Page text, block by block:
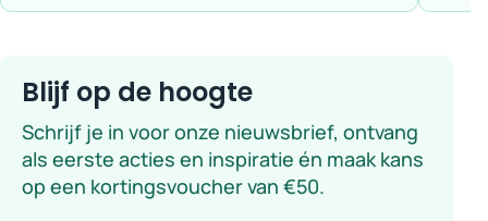
Blijf op de hoogte
Schrijf je in voor onze nieuwsbrief, ontvang
als eerste acties en inspiratie én maak kans
op een kortingsvoucher van €50.